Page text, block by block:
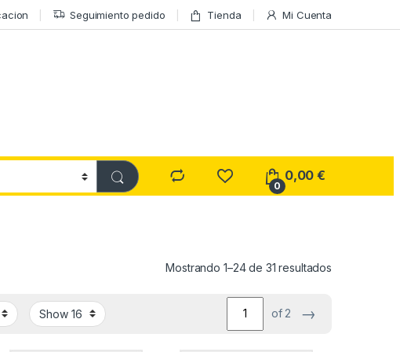
Seguimiento pedido Tienda Mi Cuenta
0
0,00€
Mostrando 1–24 de 31 resultados
of 2 →